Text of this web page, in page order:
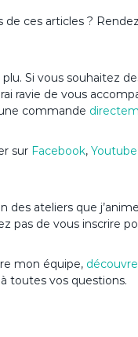
de ces articles ?
Si vous souhaitez
ravie de vous
commande
sur Facebook, Youtube
des ateliers que
pas de vous inscrire
mon équipe,
toutes vos questions.